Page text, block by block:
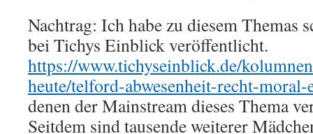
Nachtrag: Ich habe zu diesem Themas
bei Tichys Einblick veröffentlicht.
https://www.tichyseinblick.de/
heute/telford-abwesenheit-recht-moral-
denen der Mainstream dieses Thema
Seitdem sind tausende weiterer